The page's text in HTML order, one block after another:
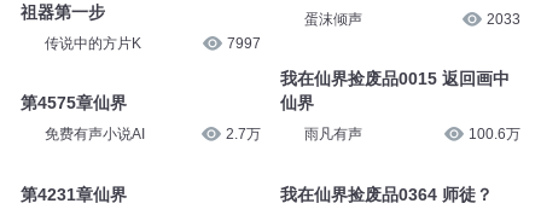
祖器第一步
传说中的方片K 7997
第4575章仙界
免费有声小说AI 2.7万
第4231章仙界
蛋沫倾声 2033
我在仙界捡废品0015 返回画中
仙界
雨凡有声 100.6万
我在仙界捡废品0364 师徒？